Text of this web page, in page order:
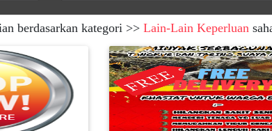
berdasarkan kategori >> Lain-Lain Keperluan